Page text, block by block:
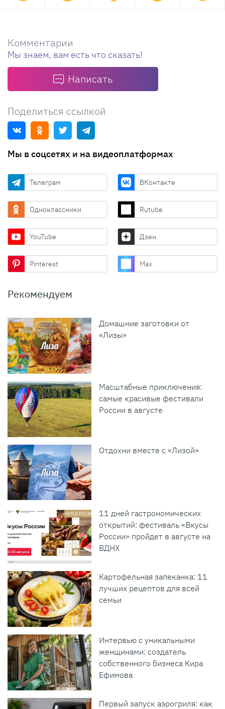
Комментарии
Мы знаем, вам есть что сказать!
Написать
Поделиться ссылкой
Мы в соцсетях и на видеоплатформах
Телеграм ВКонтакте
Одноклассники Rutube
YouTube Дзен
Pinterest Max
Рекомендуем
Домашние заготовки от
«Лизы»
Масштабные приключения:
самые красивые фестивали
России в августе
Отдохни вместе с «Лизой»
11 дней гастрономических
открытий: фестиваль «Вкусы
России» пройдет в августе на
ВДНХ
Картофельная запеканка: 11
лучших рецептов для всей
семьи
Интервью с уникальными
женщинами: создатель
собственного бизнеса Кира
Ефимова
Первый запуск аэрогриля: как